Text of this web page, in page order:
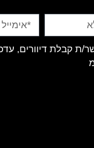
ת קבלת דיוורים,